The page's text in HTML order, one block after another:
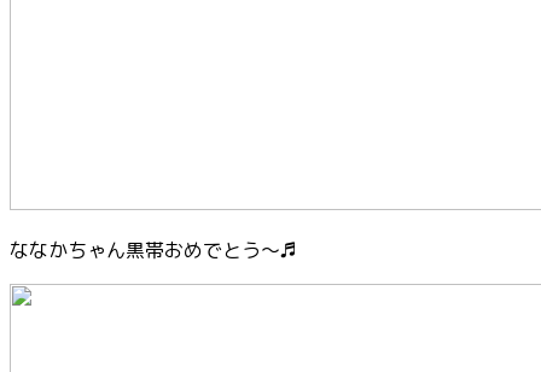
ななかちゃん黒帯おめでとう〜♬